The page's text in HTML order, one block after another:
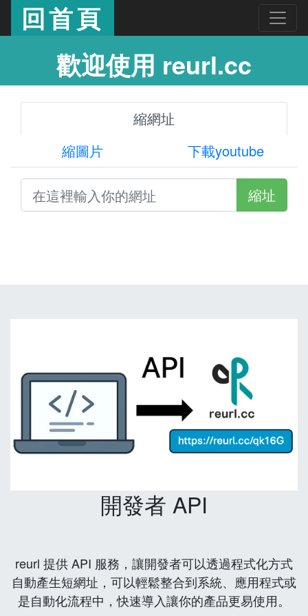
回首頁
歡迎使用 reurl.cc
縮網址
縮圖片
下載youtube
縮址
開發者 API
reurl 提供 API 服務，讓開發者可以透過程式化方式
自動產生短網址，可以輕鬆整合到系統、應用程式或
是自動化流程中，快速導入讓你的產品更易使用。